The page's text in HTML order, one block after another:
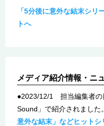
「5分後に意外な結末シリ
トへ
メディア紹介情報・ニ
●2023/12/1 担当編集者の
Sound」で紹介されまし
意外な結末」などヒット